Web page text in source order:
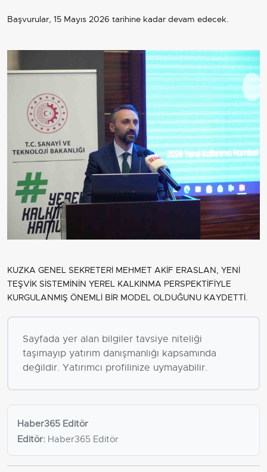
Başvurular, 15 Mayıs 2026 tarihine kadar devam edecek.
KUZKA GENEL SEKRETERİ MEHMET AKİF ERASLAN, YENİ
TEŞVİK SİSTEMİNİN YEREL KALKINMA PERSPEKTİFİYLE
KURGULANMIŞ ÖNEMLİ BİR MODEL OLDUĞUNU KAYDETTİ.
Sayfada yer alan bilgiler tavsiye niteliği
taşımayıp yatırım danışmanlığı kapsamında
değildir. Yatırımcı profilinize uymayabilir.
Haber365 Editör
Editör: Haber365 Editör